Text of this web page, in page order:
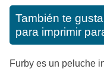
También te
para imprimir
Furby es un peluche